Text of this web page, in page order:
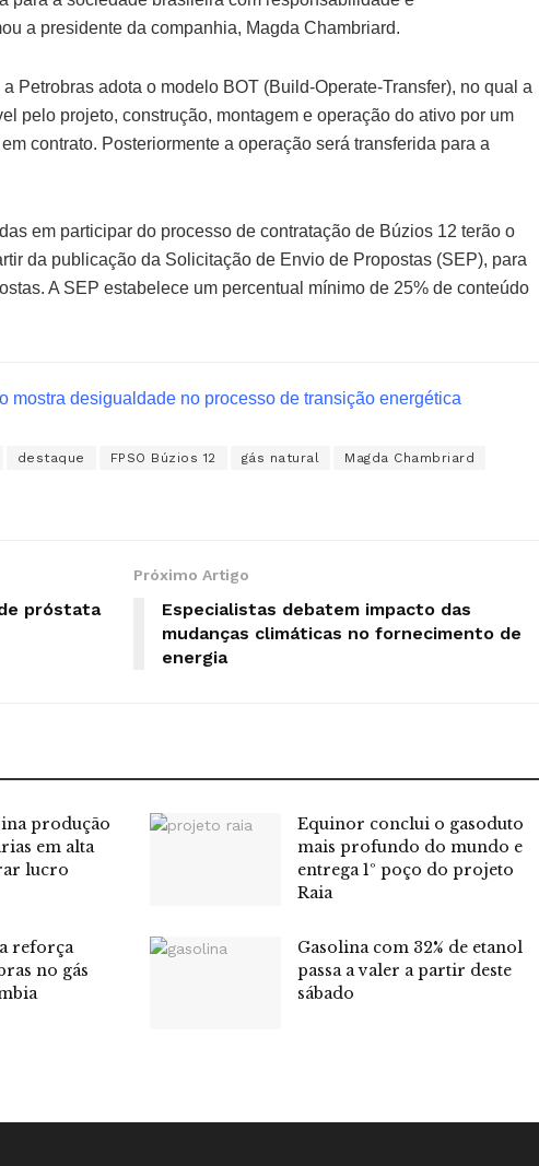
a presidente da companhia, Magda Chambriard.
Petrobras adota o modelo BOT (Build-Operate-Transfer), no qual a
pelo projeto, construção, montagem e operação do ativo por um
contrato. Posteriormente a operação será transferida para a
em participar do processo de contratação de Búzios 12 terão o
da publicação da Solicitação de Envio de Propostas (SEP), para
A SEP estabelece um percentual mínimo de 25% de conteúdo
mostra desigualdade no processo de transição energética
destaque FPSO Búzios 12 gás natural Magda Chambriard
próstata
Próximo Artigo
Especialistas debatem impacto das
mudanças climáticas no fornecimento de
energia
produção
em alta
lucro
Equinor conclui o gasoduto
mais profundo do mundo e
entrega 1º poço do projeto
Raia
reforça
no gás
Gasolina com 32% de etanol
passa a valer a partir deste
sábado